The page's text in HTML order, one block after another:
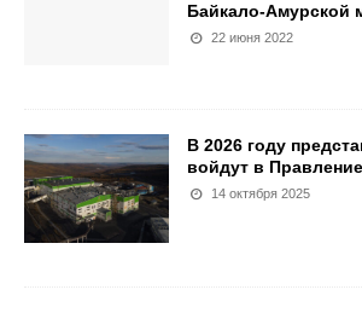
Байкало-Амурской
22 июня 2022
В 2026 году
войдут в
14 октября 2025